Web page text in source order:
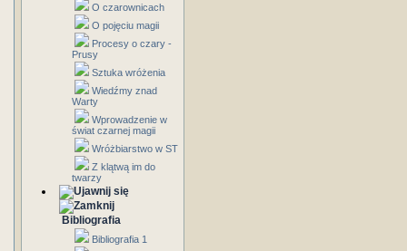
O czarownicach
O pojęciu magii
Procesy o czary -
Prusy
Sztuka wróżenia
Wiedźmy znad
Warty
Wprowadzenie w
świat czarnej magii
Wróżbiarstwo w ST
Z klątwą im do
twarzy
Bibliografia
Bibliografia 1